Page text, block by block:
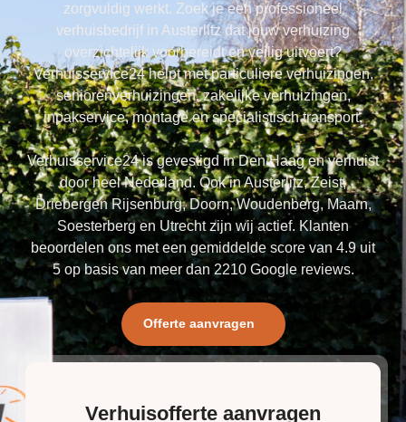
zorgvuldig werkt. Zoek je een professioneel
verhuisbedrijf in Austerlitz dat jouw verhuizing
overzichtelijk voorbereidt en veilig uitvoert?
Verhuisservice24 helpt met particuliere verhuizingen,
seniorenverhuizingen, zakelijke verhuizingen,
inpakservice, montage en specialistisch transport.
Verhuisservice24 is gevestigd in Den Haag en verhuist
door heel Nederland. Ook in Austerlitz, Zeist,
Driebergen Rijsenburg, Doorn, Woudenberg, Maarn,
Soesterberg en Utrecht zijn wij actief. Klanten
beoordelen ons met een gemiddelde score van 4.9 uit
5 op basis van meer dan 2210 Google reviews.
Offerte aanvragen
Verhuisofferte aanvragen